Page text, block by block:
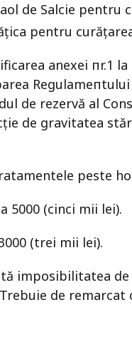
de Salcie pentru
pentru
anexei пr.1 la
de rеzеrvă al
de gravitatea
peste
5000 (cinci mii lei).
(trei mii lei).
imposibilitatea
de remarcat